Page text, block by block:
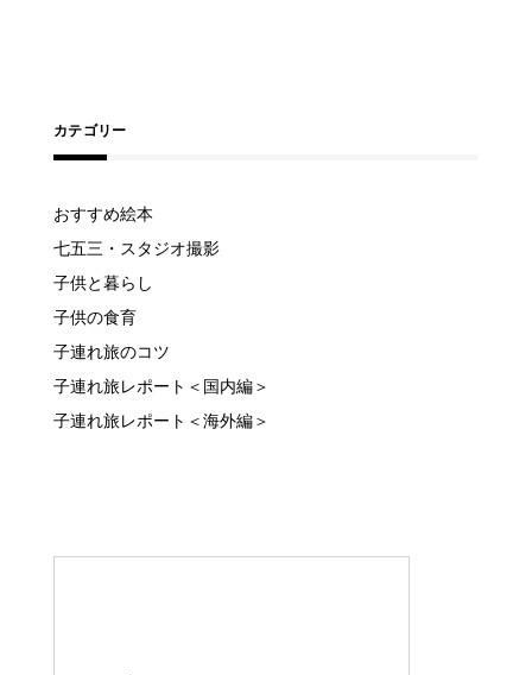
カテゴリー
おすすめ絵本
七五三・スタジオ撮影
子供と暮らし
子供の食育
子連れ旅のコツ
子連れ旅レポート＜国内編＞
子連れ旅レポート＜海外編＞